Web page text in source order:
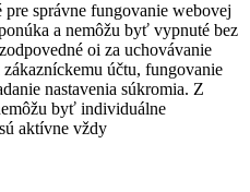
správne fungovanie webovej
a nemôžu byť vypnuté bez
oi za uchovávanie
účtu, fungovanie
nastavenia súkromia. Z
byť individuálne
aktívne vždy